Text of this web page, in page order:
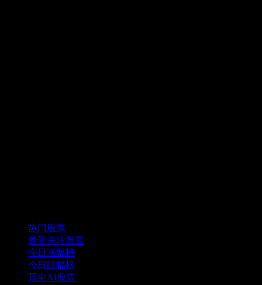
热门股票
最受关注股票
今日涨幅榜
今日跌幅榜
顶尖AI股票